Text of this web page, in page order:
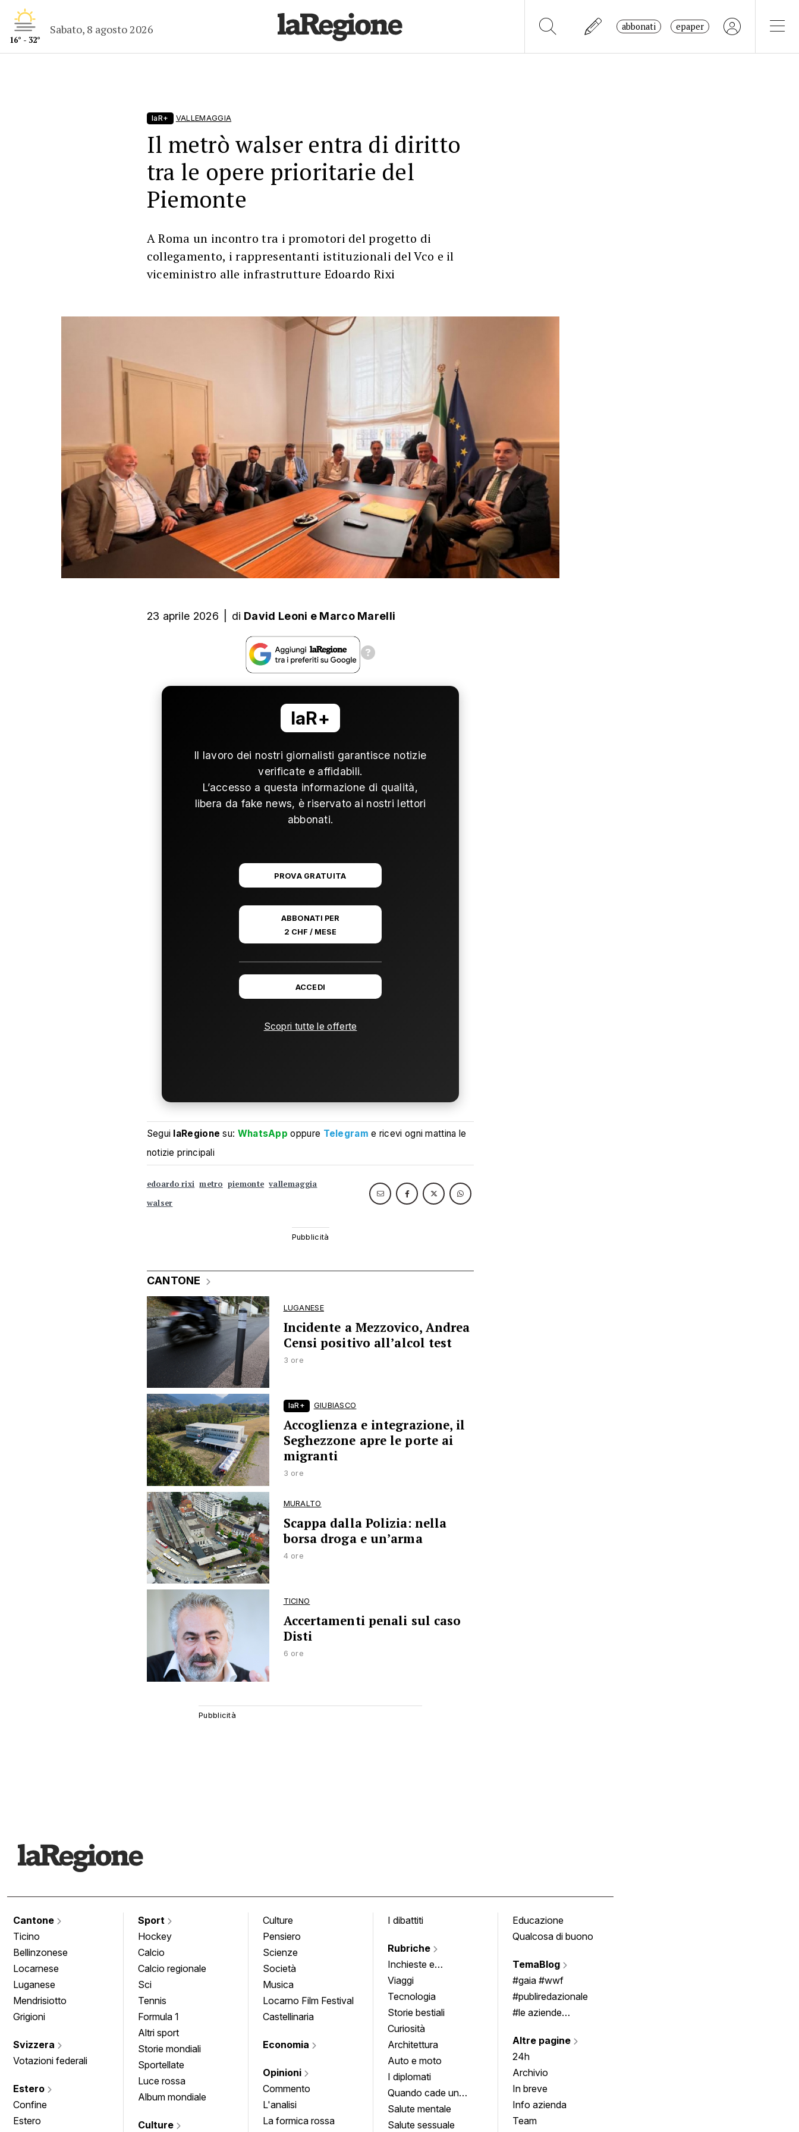
16° - 32°
Sabato, 8 agosto 2026 abbonati epaper
laR+ VALLEMAGGIA
Il metrò walser entra di diritto
tra le opere prioritarie del
Piemonte
A Roma un incontro tra i promotori del progetto di
collegamento, i rappresentanti istituzionali del Vco e il
viceministro alle infrastrutture Edoardo Rixi
23 aprile 2026 di David Leoni e Marco Marelli
laR+
Il lavoro dei nostri giornalisti garantisce notizie
verificate e affidabili.
L’accesso a questa informazione di qualità,
libera da fake news, è riservato ai nostri lettori
abbonati.
PROVA GRATUITA
ABBONATI PER
2 CHF / MESE
ACCEDI
Scopri tutte le offerte
Segui laRegione su: WhatsApp oppure Telegram e ricevi ogni mattina le
notizie principali
edoardo rixi metro piemonte vallemaggia
walser
CANTONE
LUGANESE
Incidente a Mezzovico, Andrea
Censi positivo all’alcol test
3 ore
laR+ GIUBIASCO
Accoglienza e integrazione, il
Seghezzone apre le porte ai
migranti
3 ore
MURALTO
Scappa dalla Polizia: nella
borsa droga e un’arma
4 ore
TICINO
Accertamenti penali sul caso
Disti
6 ore
Cantone
Ticino
Bellinzonese
Locarnese
Luganese
Mendrisiotto
Grigioni
Svizzera
Votazioni federali
Estero
Confine
Estero
Sport
Hockey
Calcio
Calcio regionale
Sci
Tennis
Formula 1
Altri sport
Storie mondiali
Sportellate
Luce rossa
Album mondiale
Culture
Culture
Pensiero
Scienze
Società
Musica
Locarno Film Festival
Castellinaria
Economia
Opinioni
Commento
L'analisi
La formica rossa
I dibattiti
Rubriche
Inchieste e
approfondimenti
Viaggi
Tecnologia
Storie bestiali
Curiosità
Architettura
Auto e moto
I diplomati
Quando cade un
quadro
Salute mentale
Salute sessuale
Educazione
Qualcosa di buono
TemaBlog
#gaia #wwf
#publiredazionale
#le aziende
Altre pagine
24h
Archivio
In breve
Info azienda
Team